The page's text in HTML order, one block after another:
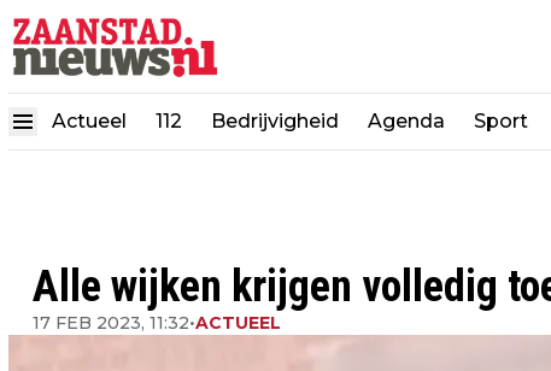
Actueel 112 Bedrijvigheid Agenda Sport
Alle wijken krijgen volledig
17 FEB 2023, 11:32•ACTUEEL